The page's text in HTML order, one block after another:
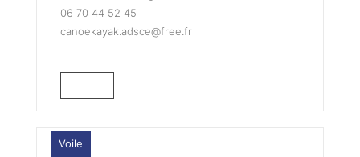
06 70 44 52 45
canoekayak.adsce@free.fr
Voile